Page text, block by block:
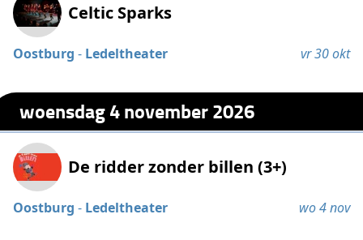
Celtic Sparks
Oostburg - Ledeltheater vr 30 okt
woensdag 4 november 2026
De ridder zonder billen (3+)
Oostburg - Ledeltheater wo 4 nov